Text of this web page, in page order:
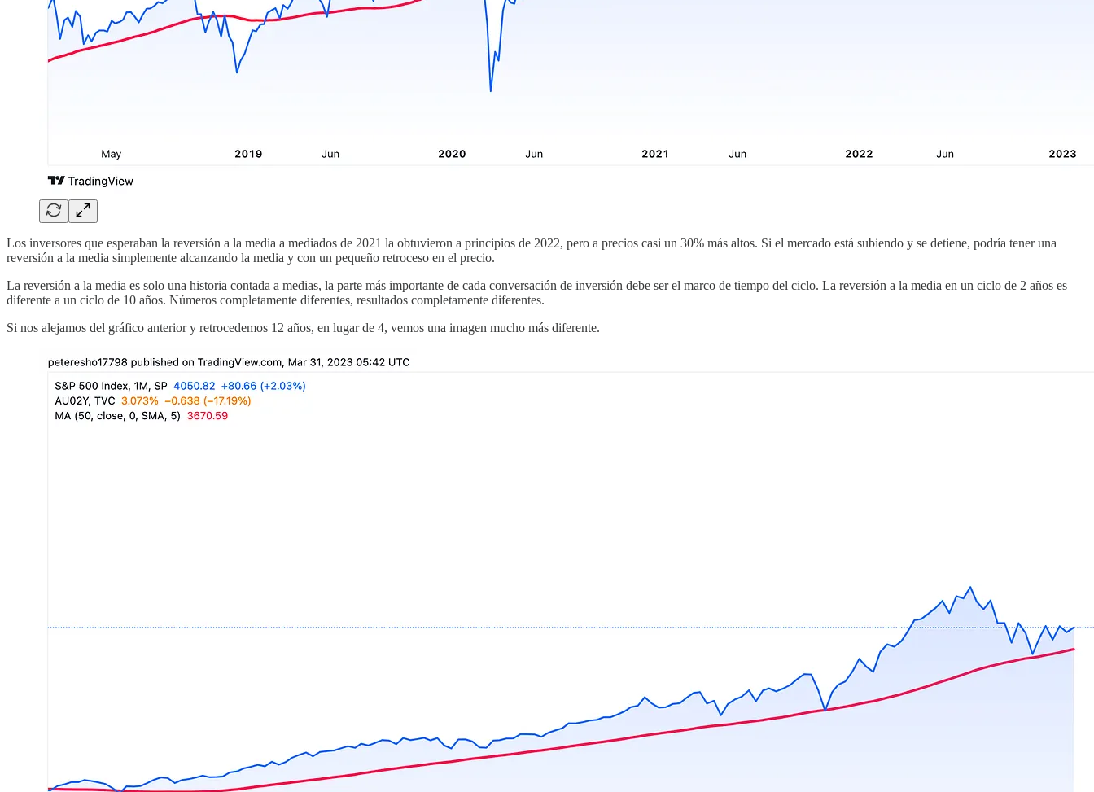
Los inversores que esperaban la reversión a la media a mediados de 2021 la obtuvieron a principios de 2022, pero a precios casi un 30% más altos. Si el mercado está subiendo y se detiene, podría tener una
reversión a la media simplemente alcanzando la media y con un pequeño retroceso en el precio.
La reversión a la media es solo una historia contada a medias, la parte más importante de cada conversación de inversión debe ser el marco de tiempo del ciclo. La reversión a la media en un ciclo de 2 años es
diferente a un ciclo de 10 años. Números completamente diferentes, resultados completamente diferentes.
Si nos alejamos del gráfico anterior y retrocedemos 12 años, en lugar de 4, vemos una imagen mucho más diferente.